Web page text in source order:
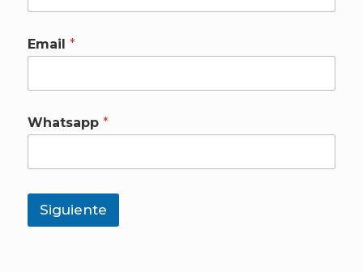
Email *
Whatsapp *
Siguiente